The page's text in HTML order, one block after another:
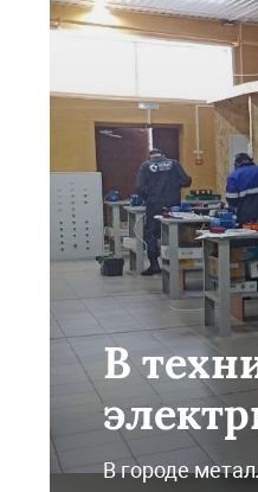
В
В городе